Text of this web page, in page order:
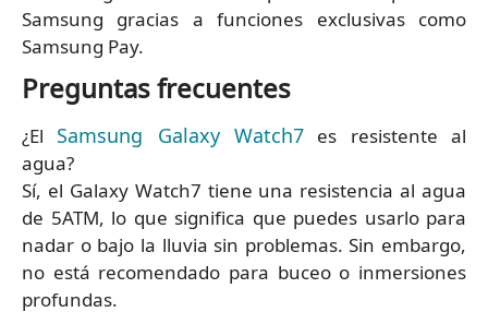
Samsung gracias a funciones exclusivas como
Samsung Pay.
Preguntas frecuentes
¿El Samsung Galaxy Watch7 es resistente al
agua?
Sí, el Galaxy Watch7 tiene una resistencia al agua
de 5ATM, lo que significa que puedes usarlo para
nadar o bajo la lluvia sin problemas. Sin embargo,
no está recomendado para buceo o inmersiones
profundas.